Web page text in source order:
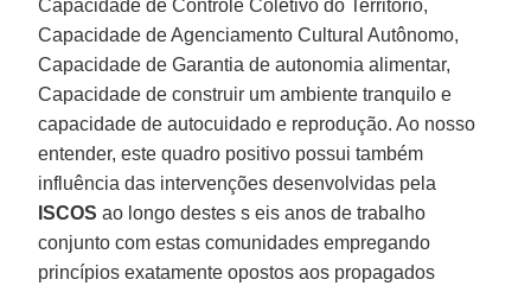
Capacidade de Controle Coletivo do Território,
Capacidade de Agenciamento Cultural Autônomo,
Capacidade de Garantia de autonomia alimentar,
Capacidade de construir um ambiente tranquilo e
capacidade de autocuidado e reprodução. Ao nosso
entender, este quadro positivo possui também
influência das intervenções desenvolvidas pela
ISCOS ao longo destes s eis anos de trabalho
conjunto com estas comunidades empregando
princípios exatamente opostos aos propagados